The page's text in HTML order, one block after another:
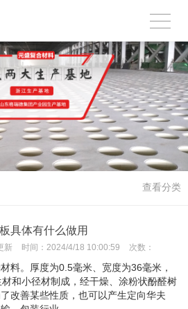
查看分类
具体有什么做用
新 时间： 2024/4/18 10:00:59 次数：
。厚度为0.5毫米、宽度为36毫米，
和小径材制成，经干燥、涂粉状酚醛树
改善某些性质，也可以产生定向华夫